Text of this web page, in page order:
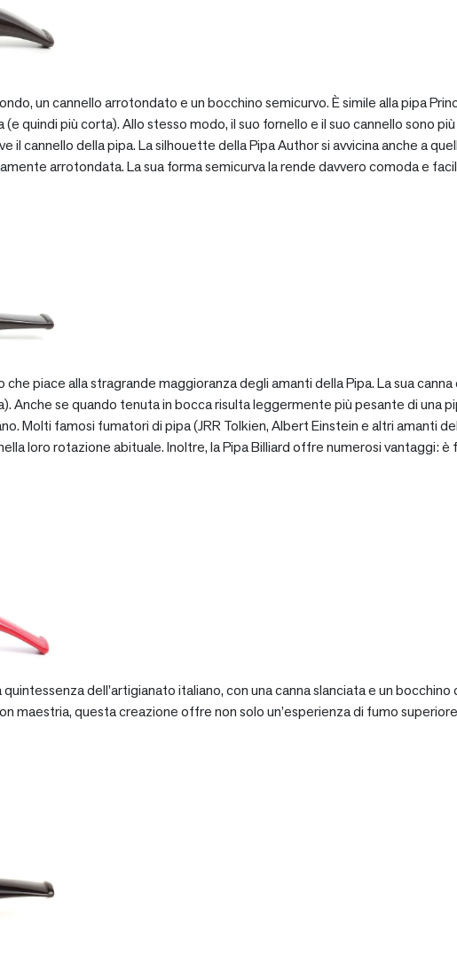
un cannello arrotondato e un bocchino semicurvo. È simile alla pipa
quindi più corta). Allo stesso modo, il suo fornello e il suo cannello sono
cannello della pipa. La silhouette della Pipa Author si avvicina anche a
arrotondata. La sua forma semicurva la rende davvero comoda e
che piace alla stragrande maggioranza degli amanti della Pipa. La sua
Anche se quando tenuta in bocca risulta leggermente più pesante di una
Molti famosi fumatori di pipa (JRR Tolkien, Albert Einstein e altri amanti
loro rotazione abituale. Inoltre, la Pipa Billiard offre numerosi vantaggi: è
dell’artigianato italiano, con una canna slanciata e un
maestria, questa creazione offre non solo un’esperienza di fumo